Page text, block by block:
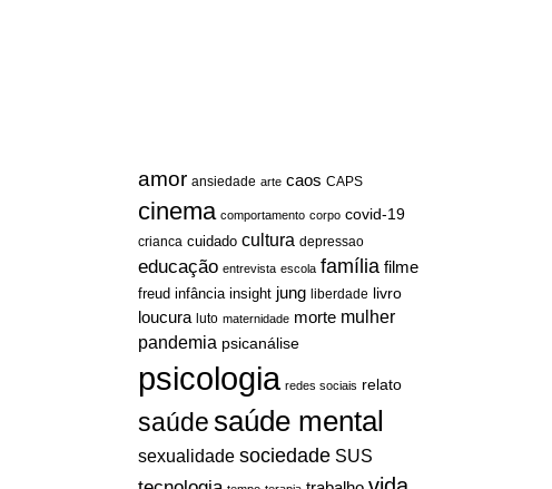
amor ansiedade arte caos CAPS
cinema comportamento corpo covid-19
crianca cuidado cultura depressao
educação entrevista escola família filme
freud infância insight jung liberdade livro
loucura luto maternidade morte mulher
pandemia psicanálise
psicologia redes sociais relato
saúdesaúde mental
sexualidade sociedade SUS